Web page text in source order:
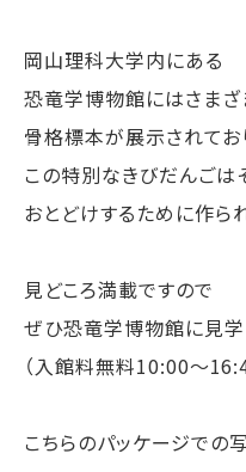
岡山理科大学内にある
恐竜学博物館にはさま
骨格標本が展示されてお
この特別なきびだんごは
おとどけするために作ら
見どころ満載ですので
ぜひ恐竜学博物館に見学
（入館料無料10:00〜
こちらのパッケージでの